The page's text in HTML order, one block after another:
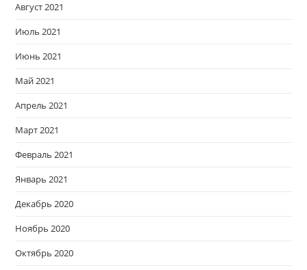
Август 2021
Июль 2021
Июнь 2021
Май 2021
Апрель 2021
Март 2021
Февраль 2021
Январь 2021
Декабрь 2020
Ноябрь 2020
Октябрь 2020